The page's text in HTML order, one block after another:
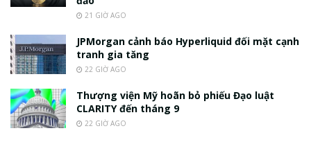
21 GIỜ AGO
JPMorgan cảnh báo Hyperliquid đối mặt cạnh
tranh gia tăng
22 GIỜ AGO
Thượng viện Mỹ hoãn bỏ phiếu Đạo luật
CLARITY đến tháng 9
22 GIỜ AGO